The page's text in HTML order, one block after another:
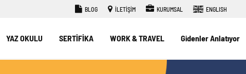
BLOG İLETİŞİM KURUMSAL ENGLISH
YAZ OKULU SERTİFİKA WORK & TRAVEL Gidenler Anlatıyor